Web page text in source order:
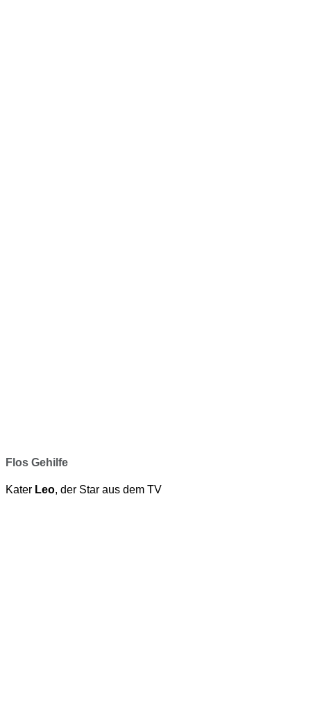
Flos Gehilfe
Kater Leo, der Star aus dem TV